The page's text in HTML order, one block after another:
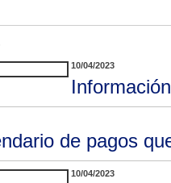
10/04/2023
de pagos
10/04/2023